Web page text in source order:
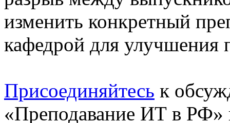
изменить конкретный
кафедрой для улучшения
Присоединяйтесь к
«Преподавание ИТ в РФ»